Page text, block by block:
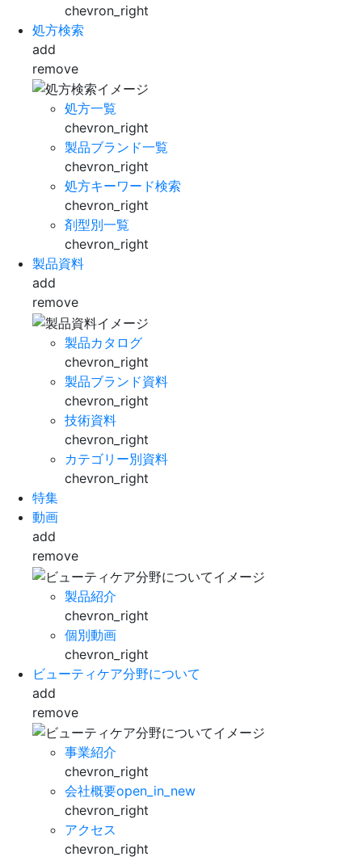
chevron_right
処方検索
add
remove
処方一覧
chevron_right
製品ブランド一覧
chevron_right
処方キーワード検索
chevron_right
剤型別一覧
chevron_right
製品資料
add
remove
製品カタログ
chevron_right
製品ブランド資料
chevron_right
技術資料
chevron_right
カテゴリー別資料
chevron_right
特集
動画
add
remove
製品紹介
chevron_right
個別動画
chevron_right
ビューティケア分野について
add
remove
事業紹介
chevron_right
会社概要open_in_new
chevron_right
アクセス
chevron_right